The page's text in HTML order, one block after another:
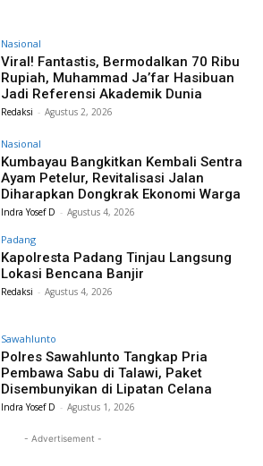
Nasional
Viral! Fantastis, Bermodalkan 70 Ribu
Rupiah, Muhammad Ja’far Hasibuan
Jadi Referensi Akademik Dunia
Redaksi - Agustus 2, 2026
Nasional
Kumbayau Bangkitkan Kembali Sentra
Ayam Petelur, Revitalisasi Jalan
Diharapkan Dongkrak Ekonomi Warga
Indra Yosef D - Agustus 4, 2026
Padang
Kapolresta Padang Tinjau Langsung
Lokasi Bencana Banjir
Redaksi - Agustus 4, 2026
Sawahlunto
Polres Sawahlunto Tangkap Pria
Pembawa Sabu di Talawi, Paket
Disembunyikan di Lipatan Celana
Indra Yosef D - Agustus 1, 2026
- Advertisement -